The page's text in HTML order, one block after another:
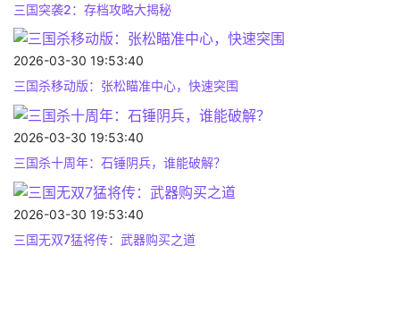
三国突袭2：存档攻略大揭秘
2026-03-30 19:53:40
三国杀移动版：张松瞄准中心，快速突围
2026-03-30 19:53:40
三国杀十周年：石锤阴兵，谁能破解？
2026-03-30 19:53:40
三国无双7猛将传：武器购买之道